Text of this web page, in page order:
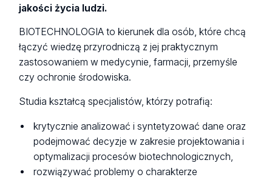
jakości życia ludzi.
BIOTECHNOLOGIA to kierunek dla osób, które chcą
łączyć wiedzę przyrodniczą z jej praktycznym
zastosowaniem w medycynie, farmacji, przemyśle
czy ochronie środowiska.
Studia kształcą specjalistów, którzy potrafią:
krytycznie analizować i syntetyzować dane oraz
podejmować decyzje w zakresie projektowania i
optymalizacji procesów biotechnologicznych,
rozwiązywać problemy o charakterze